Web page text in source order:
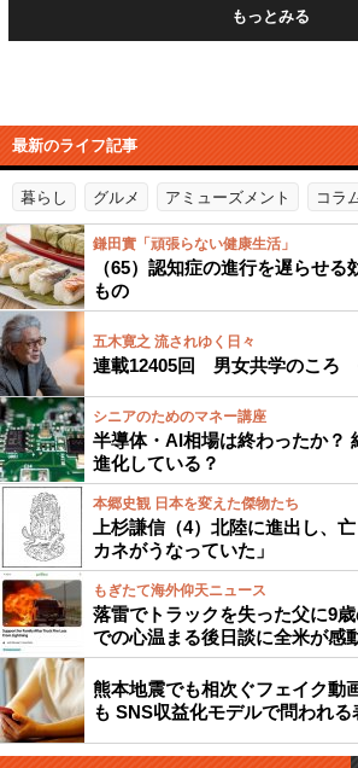
もっとみる
最新のライフ記事
暮らし グルメ アミューズメント コラ
鎌田實「頑張らない健康生活」
（65）認知症の進行を遅らせ
もの
五木寛之 流されゆく日々
連載12405回 男女共学のころ
シニアのためのマネー講座
半導体・AI相場は終わったか？
進化している？
本郷史観 日本を変えた傑物たち
上杉謙信（4）北陸に進出し、
カネがうなっていた」
もぎたて海外仰天ニュース
落雷でトラックを失った父に9
での心温まる後日談に全米が感
熊本地震でも相次ぐフェイク動
も SNS収益化モデルで問われ